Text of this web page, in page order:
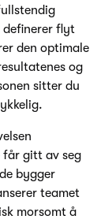
definerer flyt
den optimale
og
sitter du
får gitt av seg
bygger
teamet
morsomt å